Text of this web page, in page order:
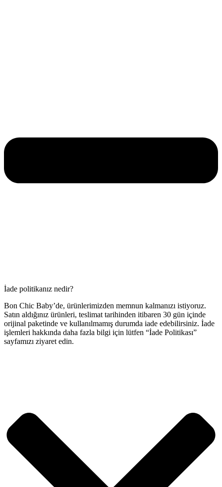
İade politikanız nedir?
Bon Chic Baby’de, ürünlerimizden memnun kalmanızı istiyoruz.
Satın aldığınız ürünleri, teslimat tarihinden itibaren 30 gün içinde
orijinal paketinde ve kullanılmamış durumda iade edebilirsiniz. İade
işlemleri hakkında daha fazla bilgi için lütfen “İade Politikası”
sayfamızı ziyaret edin.